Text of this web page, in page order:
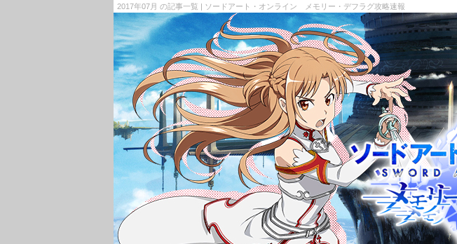
2017年07月 の記事一覧 | ソードアート・オンライン メモリー・デフラグ攻略速報